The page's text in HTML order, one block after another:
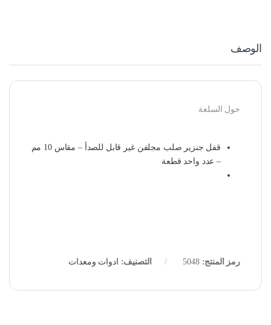
الوصف
حول السلعة
قفل جنزير صلب مجلفن غير قابل للصدأ – مقاس 10 مم
– عدد واحد قطعة
رمز المنتج:5048 التصنيف: ادوات ومعدات